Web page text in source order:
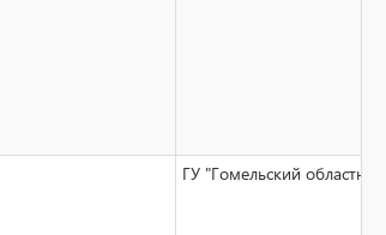
ГУ "Гомельский